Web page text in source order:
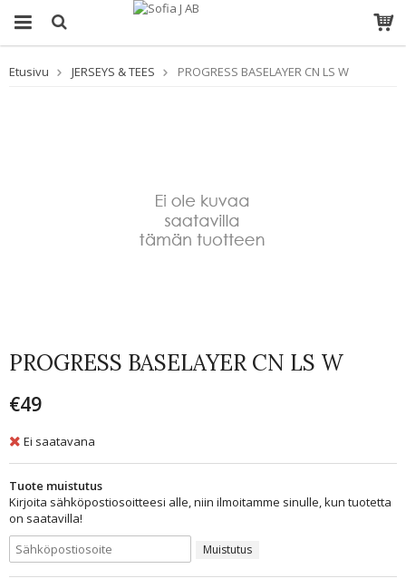
Etusivu JERSEYS & TEES PROGRESS BASELAYER CN LS W
PROGRESS BASELAYER CN LS W
€49
Ei saatavana
Tuote muistutus
Kirjoita sähköpostiosoitteesi alle, niin ilmoitamme sinulle, kun tuotetta
on saatavilla!
Muistutus